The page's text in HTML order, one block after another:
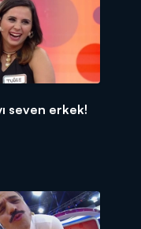
seven erkek!